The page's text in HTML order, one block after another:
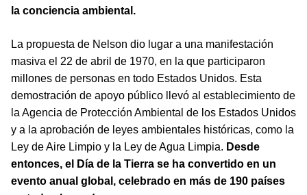
la conciencia ambiental.
La propuesta de Nelson dio lugar a una manifestación
masiva el 22 de abril de 1970, en la que participaron
millones de personas en todo Estados Unidos. Esta
demostración de apoyo público llevó al establecimiento de
la Agencia de Protección Ambiental de los Estados Unidos
y a la aprobación de leyes ambientales históricas, como la
Ley de Aire Limpio y la Ley de Agua Limpia. Desde
entonces, el Día de la Tierra se ha convertido en un
evento anual global, celebrado en más de 190 países